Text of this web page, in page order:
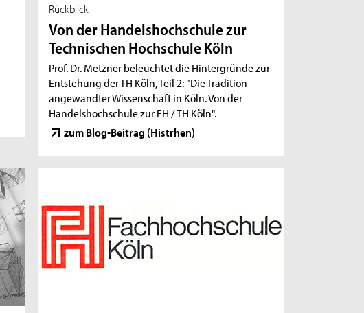
Rückblick
Von der Handelshochschule zur
Technischen Hochschule Köln
Prof. Dr. Metzner beleuchtet die Hintergründe zur
Entstehung der TH Köln, Teil 2: "Die Tradition
angewandter Wissenschaft in Köln. Von der
Handelshochschule zur FH / TH Köln".
zum Blog-Beitrag (Histrhen)